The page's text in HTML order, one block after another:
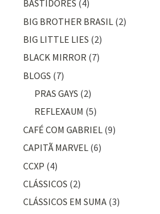
BASTIDORES (4)
BIG BROTHER BRASIL (2)
BIG LITTLE LIES (2)
BLACK MIRROR (7)
BLOGS (7)
PRAS GAYS (2)
REFLEXAUM (5)
CAFÉ COM GABRIEL (9)
CAPITÃ MARVEL (6)
CCXP (4)
CLÁSSICOS (2)
CLÁSSICOS EM SUMA (3)